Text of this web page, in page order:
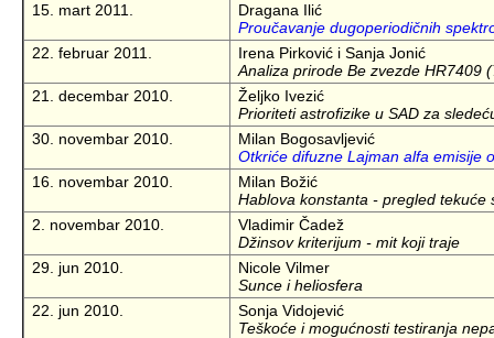
15. mart 2011.
Dragana Ilić
Proučavanje dugoperiodičnih
22. februar 2011.
Irena Pirković i Sanja Jonić
Analiza prirode Be zvezde HR7409
21. decembar 2010.
Željko Ivezić
Prioriteti astrofizike u SAD za
30. novembar 2010.
Milan Bogosavljević
Otkriće difuzne Lajman alfa emisije
16. novembar 2010.
Milan Božić
Hablova konstanta - pregled tekuće
2. novembar 2010.
Vladimir Čadež
Džinsov kriterijum - mit koji traje
29. jun 2010.
Nicole Vilmer
Sunce i heliosfera
22. jun 2010.
Sonja Vidojević
Teškoće i mogućnosti testiranja